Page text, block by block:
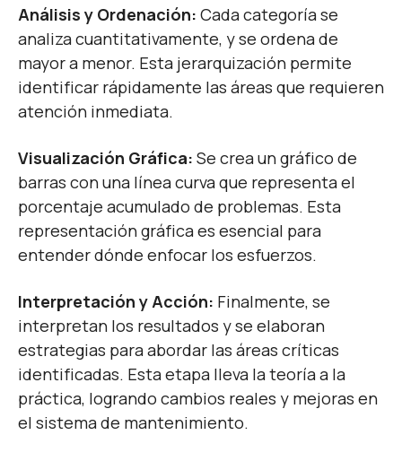
Análisis y Ordenación: Cada categoría se
analiza cuantitativamente, y se ordena de
mayor a menor. Esta jerarquización permite
identificar rápidamente las áreas que requieren
atención inmediata.
Visualización Gráfica: Se crea un gráfico de
barras con una línea curva que representa el
porcentaje acumulado de problemas. Esta
representación gráfica es esencial para
entender dónde enfocar los esfuerzos.
Interpretación y Acción: Finalmente, se
interpretan los resultados y se elaboran
estrategias para abordar las áreas críticas
identificadas. Esta etapa lleva la teoría a la
práctica, logrando cambios reales y mejoras en
el sistema de mantenimiento.